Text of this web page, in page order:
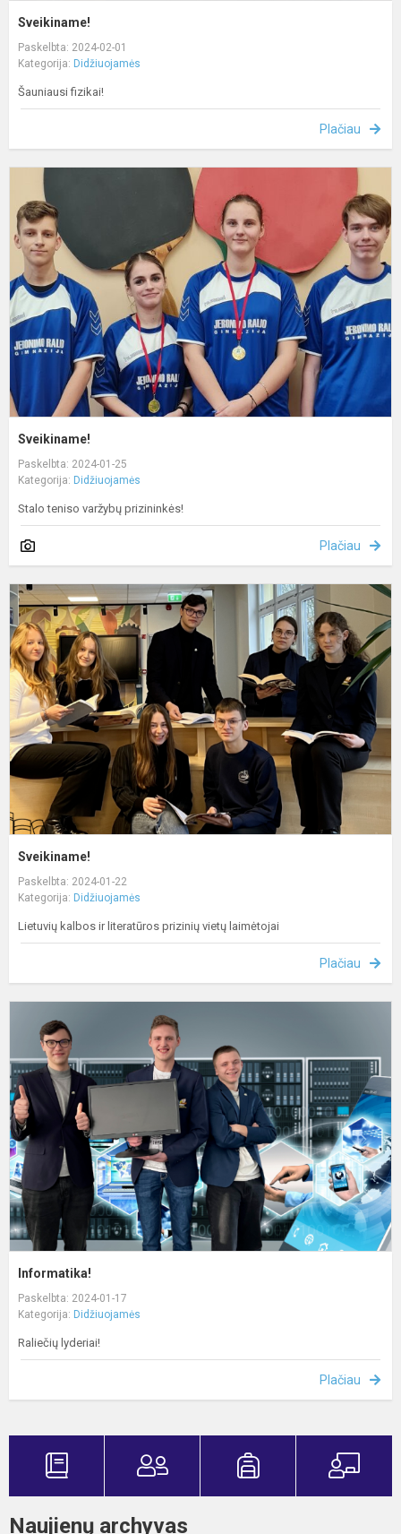
Sveikiname!
Paskelbta: 2024-02-01
Kategorija: Didžiuojamės
Šauniausi fizikai!
Plačiau
Sveikiname!
Paskelbta: 2024-01-25
Kategorija: Didžiuojamės
Stalo teniso varžybų prizininkės!
Plačiau
Sveikiname!
Paskelbta: 2024-01-22
Kategorija: Didžiuojamės
Lietuvių kalbos ir literatūros prizinių vietų laimėtojai
Plačiau
Informatika!
Paskelbta: 2024-01-17
Kategorija: Didžiuojamės
Raliečių lyderiai!
Plačiau
Naujienų archyvas